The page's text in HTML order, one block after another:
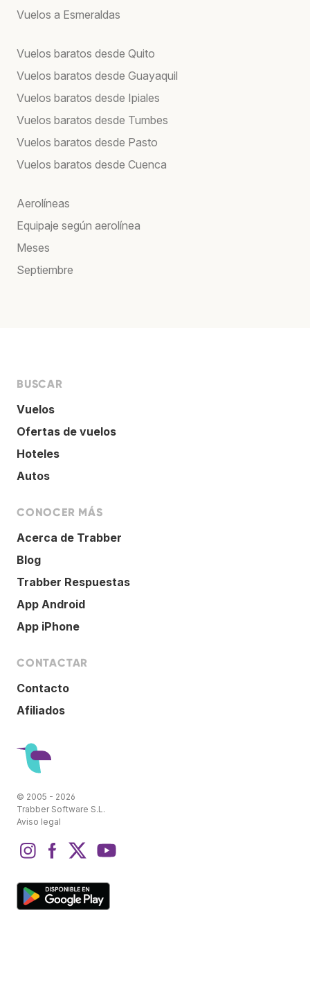
Vuelos a Esmeraldas
Vuelos baratos desde Quito
Vuelos baratos desde Guayaquil
Vuelos baratos desde Ipiales
Vuelos baratos desde Tumbes
Vuelos baratos desde Pasto
Vuelos baratos desde Cuenca
Aerolíneas
Equipaje según aerolínea
Meses
Septiembre
BUSCAR
Vuelos
Ofertas de vuelos
Hoteles
Autos
CONOCER MÁS
Acerca de Trabber
Blog
Trabber Respuestas
App Android
App iPhone
CONTACTAR
Contacto
Afiliados
© 2005 - 2026
Trabber Software S.L.
Aviso legal